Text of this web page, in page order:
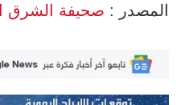
المصدر : صحيفة الشرق